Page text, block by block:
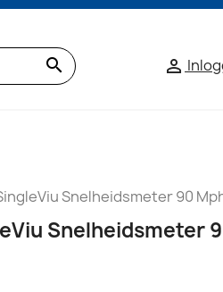
search 
Snelheidsmeter 90
Snelheidsmeter